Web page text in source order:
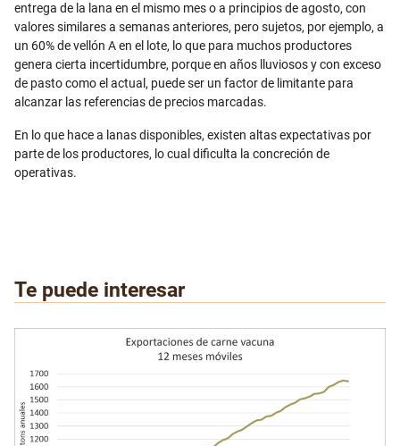
entrega de la lana en el mismo mes o a principios de agosto, con
valores similares a semanas anteriores, pero sujetos, por ejemplo, a
un 60% de vellón A en el lote, lo que para muchos productores
genera cierta incertidumbre, porque en años lluviosos y con exceso
de pasto como el actual, puede ser un factor de limitante para
alcanzar las referencias de precios marcadas.
En lo que hace a lanas disponibles, existen altas expectativas por
parte de los productores, lo cual dificulta la concreción de
operativas.
Te puede interesar